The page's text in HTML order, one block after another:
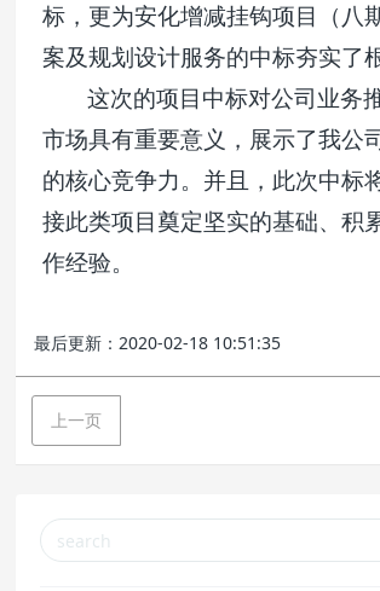
标，更为安化增减挂钩项目（八
案及规划设计服务的中标夯实了
这次的项目中标对公司业务
市场具有重要意义，展示了我公
的核心竞争力。并且，此次中标
接此类项目奠定坚实的基础、积
作经验。
最后更新：2020-02-18 10:51:35
上一页